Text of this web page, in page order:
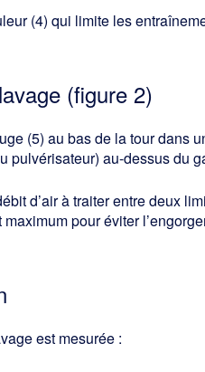
(4) qui limite les
(figure 2)
(5) au bas de la tour dans
pulvérisateur) au-dessus du
d’air à traiter entre deux
pour éviter
est mesurée :